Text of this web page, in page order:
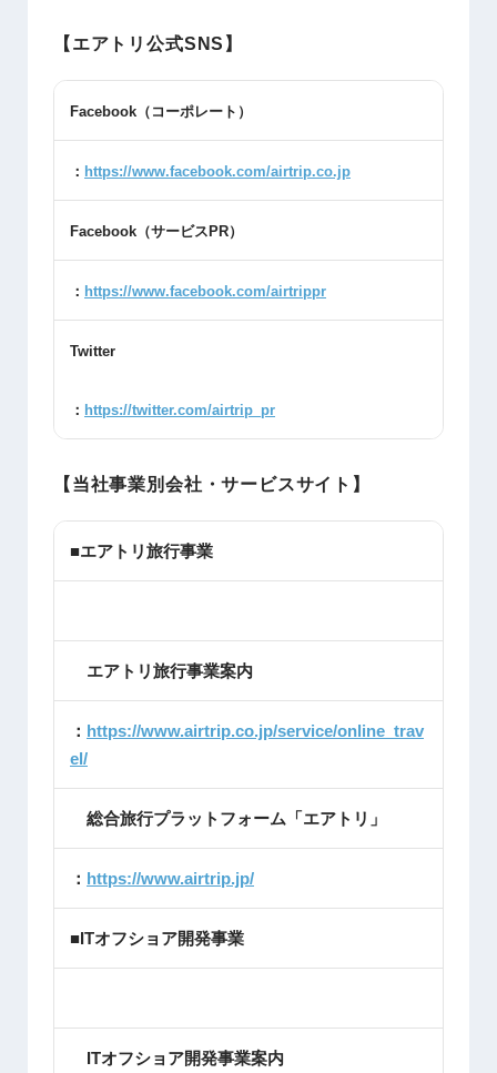
【エアトリ公式SNS】
Facebook （コーポレート）
： https://www.facebook.com/airtrip.co.jp
Facebook （サービス PR）
： https://www.facebook.com/airtrippr
Twitter
： https://twitter.com/airtrip_pr
【当社事業別会社・サービスサイト】
■エアトリ旅行事業
エアトリ旅行事業案内
： https://www.airtrip.co.jp/service/online_trav
el/
総合旅行プラットフォーム「エアトリ」
： https://www.airtrip.jp/
■ITオフショア開発事業
ITオフショア開発事業案内